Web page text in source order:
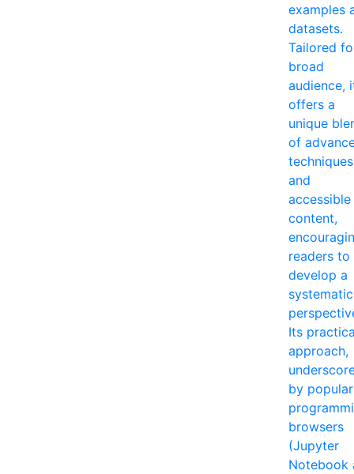
examples
datasets.
Tailored
broad
audience,
offers a
unique
of
techniques
and
accessible
content,
readers to
develop a
systematic
Its
approach,
by popular
browsers
(Jupyter
Notebook